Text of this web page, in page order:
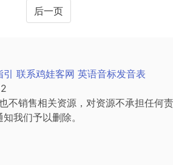
后一页
引 联系鸡娃客网 英语音标发音表
销售相关资源，对资源不承担任何责
我们予以删除。